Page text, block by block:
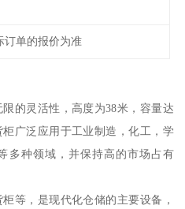
订单的报价为准
的灵活性，高度为38米，容量达
广泛应用于工业制造，化工，学
多种领域，并保持高的市场占有
等，是现代化仓储的主要设备，